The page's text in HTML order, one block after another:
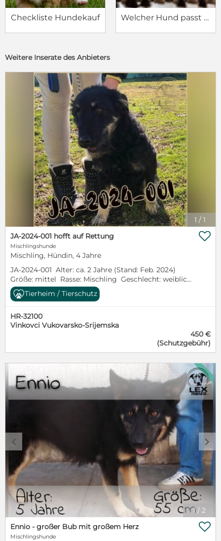
Checkliste Hundekauf Welcher Hund passt zu mir?
Weitere Inserate des Anbieters
1 / 1
JA-2024-001 hofft auf Rettung
Mischlingshunde
Mischling, Hündin, 4 Jahre
JA-2024-001 Alter: ca. 2 Jahre (Stand: Feb. 2024)
Größe: mittel Rasse: Mischling Geschlecht: weiblich
Aufenthaltsort: Kroatien Im Tierheim seit: Anfang
2024 Dieser Hund befindet sich noch in einem
öffentlichen Tierheim in Kroatien. Bei ernsthaftem
Interesse werden wir uns um mehr Informationen
und ein paar Bilder kümmern. Bei Interesse gerne

Tierheim / Tierschutz
HR-32100
Vinkovci Vukovarsko-Srijemska
450 €
(Schutzgebühr)
1/ 2
c d
Ennio - großer Bub mit großem Herz
Mischlingshunde
